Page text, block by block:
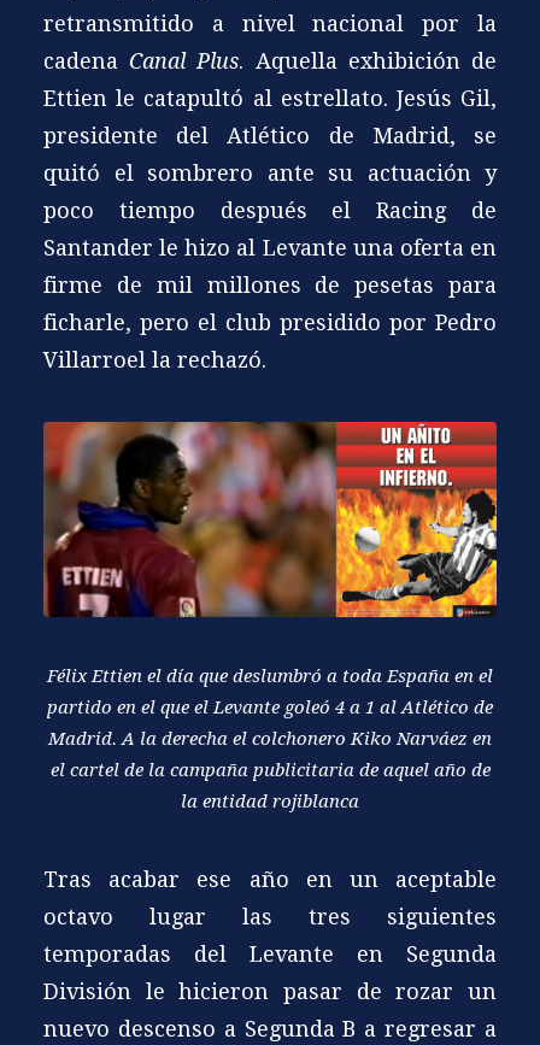
retransmitido a nivel nacional por la
cadena Canal Plus. Aquella exhibición de
Ettien le catapultó al estrellato. Jesús Gil,
presidente del Atlético de Madrid, se
quitó el sombrero ante su actuación y
poco tiempo después el Racing de
Santander le hizo al Levante una oferta en
firme de mil millones de pesetas para
ficharle, pero el club presidido por Pedro
Villarroel la rechazó.
Félix Ettien el día que deslumbró a toda España en el
partido en el que el Levante goleó 4 a 1 al Atlético de
Madrid. A la derecha el colchonero Kiko Narváez en
el cartel de la campaña publicitaria de aquel año de
la entidad rojiblanca
Tras acabar ese año en un aceptable
octavo lugar las tres siguientes
temporadas del Levante en Segunda
División le hicieron pasar de rozar un
nuevo descenso a Segunda B a regresar a